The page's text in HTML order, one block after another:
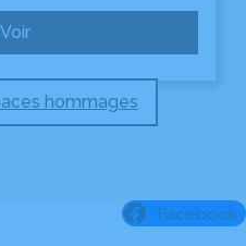
Voir
hommages
Facebook